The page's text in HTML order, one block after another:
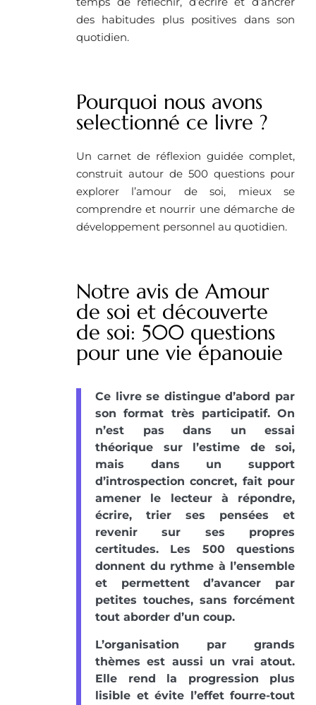
des habitudes plus positives dans son
quotidien.
Pourquoi nous avons
selectionné ce livre ?
Un carnet de réflexion guidée complet,
construit autour de 500 questions pour
explorer l’amour de soi, mieux se
comprendre et nourrir une démarche de
développement personnel au quotidien.
Notre avis de Amour
de soi et découverte
de soi: 500 questions
pour une vie épanouie
Ce livre se distingue d’abord par
son format très participatif. On
n’est pas dans un essai
théorique sur l’estime de soi,
mais dans un support
d’introspection concret, fait pour
amener le lecteur à répondre,
écrire, trier ses pensées et
revenir sur ses propres
certitudes. Les 500 questions
donnent du rythme à l’ensemble
et permettent d’avancer par
petites touches, sans forcément
tout aborder d’un coup.
L’organisation par grands
thèmes est aussi un vrai atout.
Elle rend la progression plus
lisible et évite l’effet fourre-tout